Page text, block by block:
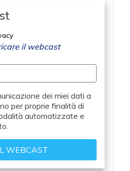
il webcast
dei miei dati a
per proprie finalità di
automatizzate e